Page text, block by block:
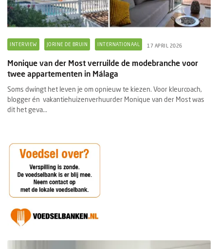
INTERVIEW JORINE DE BRUIN INTERNATIONAAL 17 APRIL 2026
Monique van der Most verruilde de modebranche voor
twee appartementen in Málaga
Soms dwingt het leven je om opnieuw te kiezen. Voor kleurcoach,
blogger én vakantiehuizenverhuurder Monique van der Most was
dit het geva...